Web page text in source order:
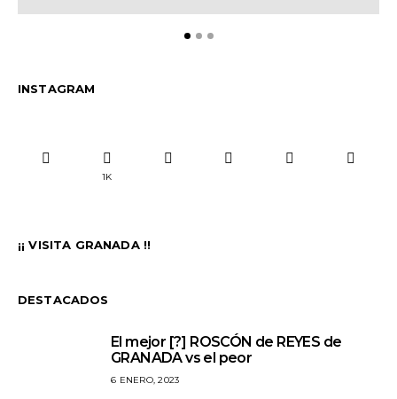
INSTAGRAM
1K
¡¡ VISITA GRANADA !!
DESTACADOS
El mejor [?] ROSCÓN de REYES de
GRANADA vs el peor
6 ENERO, 2023